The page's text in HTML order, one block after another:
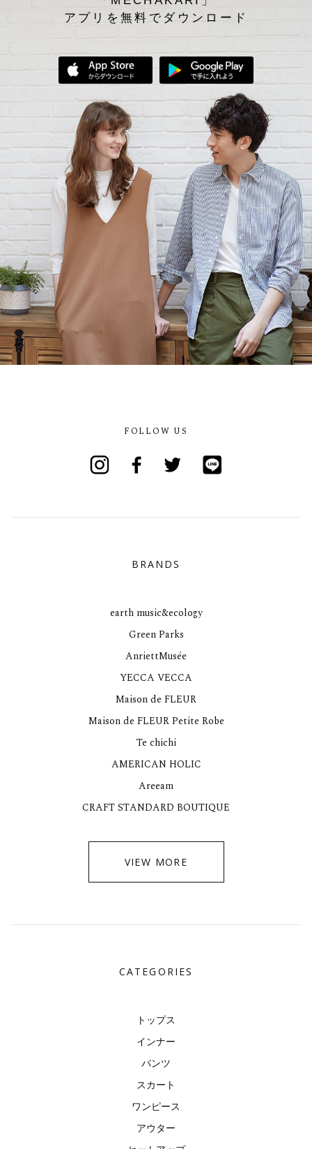
アプリを無料でダウンロード
App Storeからダウンロード
FOLLOW US
BRANDS
earth music&ecology
Green Parks
AnriettMusée
YECCA VECCA
Maison de FLEUR
Maison de FLEUR Petite Robe
Te chichi
AMERICAN HOLIC
Areeam
CRAFT STANDARD BOUTIQUE
VIEW MORE
CATEGORIES
トップス
インナー
パンツ
スカート
ワンピース
アウター